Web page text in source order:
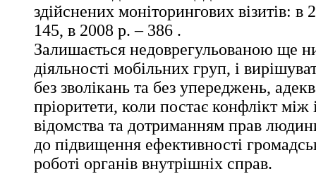
здійснених моніторингових візитів: в
145, в 2008 р. – 386 .
Залишається недоврегульованою ще
діяльності мобільних груп, і
без зволікань та без упереджень,
пріоритети, коли постає конфлікт між
відомства та дотриманням прав
до підвищення ефективності
роботі органів внутрішніх справ.